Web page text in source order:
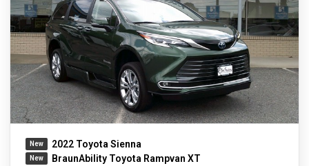
2022 Toyota Sienna
BraunAbility Toyota Rampvan XT